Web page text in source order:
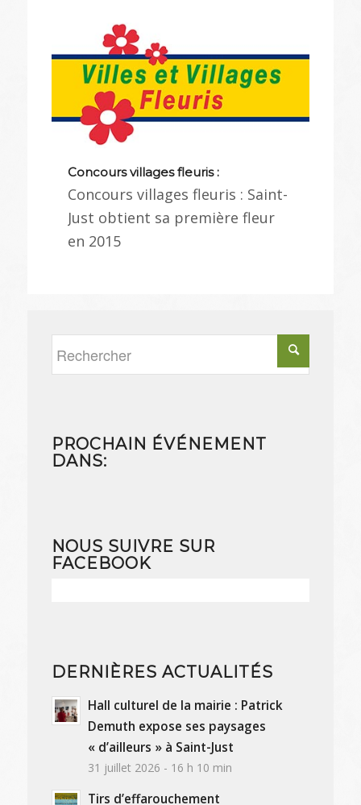
Concours villages fleuris :
Concours villages fleuris : Saint-
Just obtient sa première fleur
en 2015
PROCHAIN ÉVÉNEMENT
DANS:
NOUS SUIVRE SUR
FACEBOOK
DERNIÈRES ACTUALITÉS
Hall culturel de la mairie : Patrick
Demuth expose ses paysages
« d’ailleurs » à Saint-Just
31 juillet 2026 - 16 h 10 min
Tirs d’effarouchement